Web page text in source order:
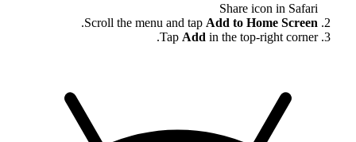
Share icon in Safari
Scroll the menu and tap Add to Home Screen
.
Tap Addin the top-right corner.